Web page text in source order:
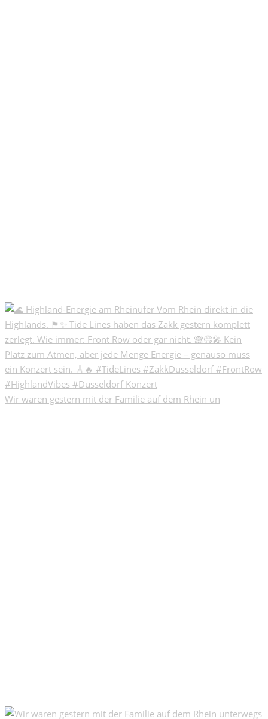
Wir waren gestern mit der Familie auf dem Rhein un